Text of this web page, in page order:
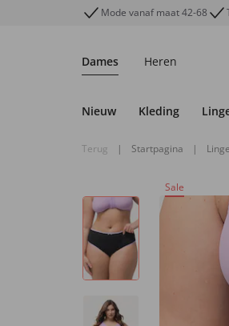
Mode vanaf maat 42-68
Dames Heren
Nieuw Kleding
Terug | Startpagina |
Sale